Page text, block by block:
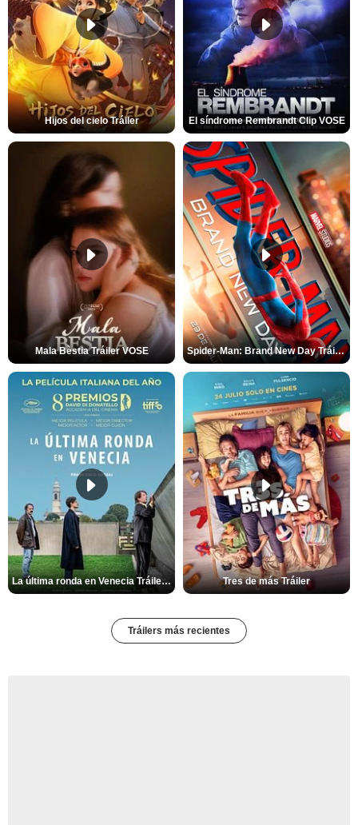
Hijos del cielo Tráiler El síndrome Rembrandt Clip VOSE
Mala Bèstia Tráiler VOSE Spider-Man: Brand New Day Tráiler (3)
La última ronda en Venecia Tráiler VOSE Tres de más Tráiler
Tráilers más recientes